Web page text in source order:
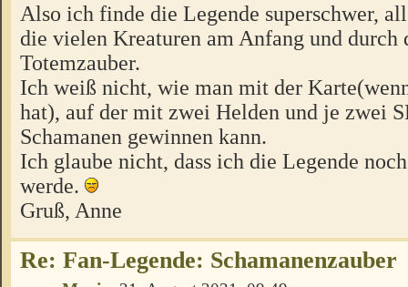
Also ich finde die Legende superschwer,
die vielen Kreaturen am Anfang und durch
Totemzauber.
Ich weiß nicht, wie man mit der
hat), auf der mit zwei Helden und je zwei
Schamanen gewinnen kann.
Ich glaube nicht, dass ich die Legende
werde.
Gruß, Anne
Re: Fan-Legende: Schamanenzauber